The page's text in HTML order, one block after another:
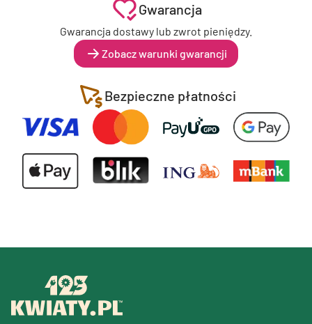
Gwarancja
Gwarancja dostawy lub zwrot pieniędzy.
Zobacz warunki gwarancji
Bezpieczne płatności